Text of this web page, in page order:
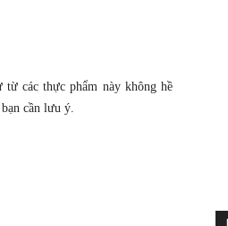
các thực phẩm này không hề
cần lưu ý.